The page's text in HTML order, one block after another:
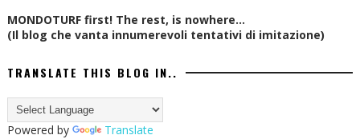
MONDOTURF first! The rest, is nowhere...
(Il blog che vanta innumerevoli tentativi di imitazione)
TRANSLATE THIS BLOG IN..
Powered by Translate